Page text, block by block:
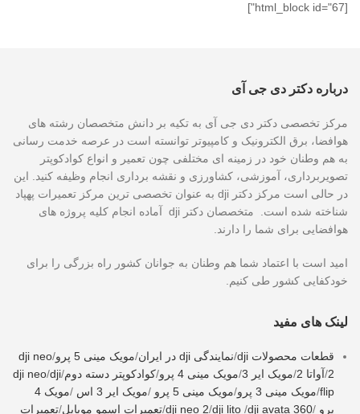
[html_block id="67"]
درباره دکتر دی جی آی
مرکز تخصصی دکتر دی جی آی به تکیه بر دانش متخصصان رشته های
هوافضا، برق الکترونیک و کامپیوتر توانسته است در عرصه خدمت رسانی
به هم وطنان خود در زمینه ای مختلفی چون تعمیر و انواع کوادکوپتر
تصویربرداری، آموزشی، کشاورزی و نقشه برداری انجام وظیفه کنید. این
در حالی است مرکز دکتر dji به عنوان تخصصی ترین مرکز تعمیرات پهپاد
شناخته شده است. متخصصان دکتر dji آماده انجام کلیه پروژه های
هوافضایی برای شما را دارند.
امید است با اعتماد شما هم وطنان به جوانان کشور راه بزرگی را برای
خودکفایی کشور طی کنیم.
لینک های مفید
قطعات محصولات dji /نمایندگی dji در ایران /مویک مینی 5 پرو /
dji neo
2
/آواتا 2 /مویک ایر 3 /مویک مینی 4 پرو /کوادکوپتر دسته دوم/
dji neo/dji
flip
/مویک مینی 3 پرو /مویک مینی 5 پرو /مویک ایر 3 اس /
مویک 4
پرو /
dji neo 2/dji lito /dji avata 360
/تعمیرات اسمو موبایل/تعمیرات